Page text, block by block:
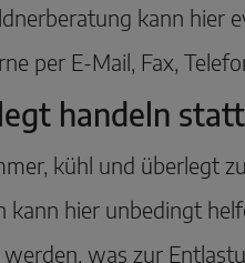
kann hier
per E-Mail, Fax,
handeln
kühl und überlegt
kann hier unbedingt
was zur